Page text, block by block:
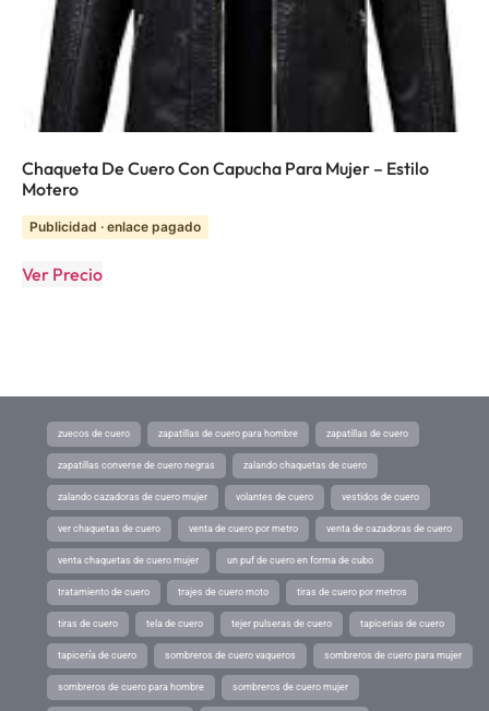
Chaqueta De Cuero Con Capucha Para Mujer – Estilo
Motero
Publicidad · enlace pagado
Ver Precio
zuecos de cuero zapatillas de cuero para hombre zapatillas de cuero
zapatillas converse de cuero negras zalando chaquetas de cuero
zalando cazadoras de cuero mujer volantes de cuero vestidos de cuero
ver chaquetas de cuero venta de cuero por metro venta de cazadoras de cuero
venta chaquetas de cuero mujer un puf de cuero en forma de cubo
tratamiento de cuero trajes de cuero moto tiras de cuero por metros
tiras de cuero tela de cuero tejer pulseras de cuero tapicerias de cuero
tapicería de cuero sombreros de cuero vaqueros sombreros de cuero para mujer
sombreros de cuero para hombre sombreros de cuero mujer